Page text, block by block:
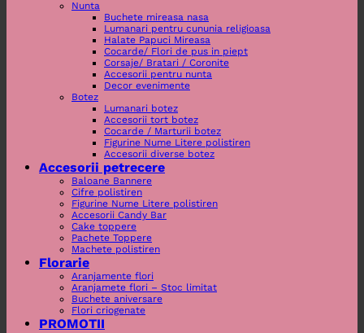
Nunta
Buchete mireasa nasa
Lumanari pentru cununia religioasa
Halate Papuci Mireasa
Cocarde/ Flori de pus in piept
Corsaje/ Bratari / Coronite
Accesorii pentru nunta
Decor evenimente
Botez
Lumanari botez
Accesorii tort botez
Cocarde / Marturii botez
Figurine Nume Litere polistiren
Accesorii diverse botez
Accesorii petrecere
Baloane Bannere
Cifre polistiren
Figurine Nume Litere polistiren
Accesorii Candy Bar
Cake toppere
Pachete Toppere
Machete polistiren
Florarie
Aranjamente flori
Aranjamete flori – Stoc limitat
Buchete aniversare
Flori criogenate
PROMOTII